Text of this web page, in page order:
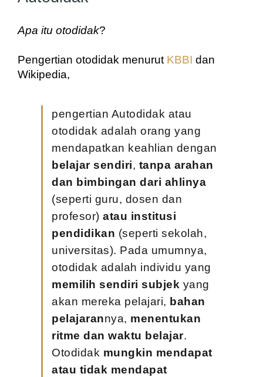
Apa itu otodidak?
Pengertian otodidak menurut KBBI dan
Wikipedia,
pengertian Autodidak atau
otodidak adalah orang yang
belajar sendiri, tanpa arahan
dan bimbingan dari ahlinya
(seperti guru, dosen dan
profesor) atau institusi
pendidikan (seperti sekolah,
universitas). Pada umumnya,
memilih sendiri subjek yang
akan mereka pelajari, bahan
pelajarannya, menentukan
ritme dan waktu belajar.
Otodidak mungkin mendapat
atau tidak mendapat